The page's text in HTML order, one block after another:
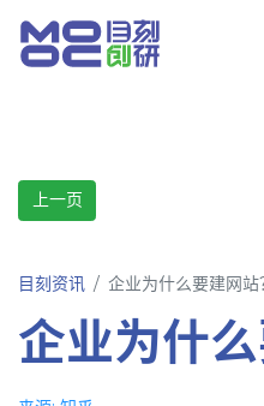
上一页
目刻资讯 企业为什么要建网站
企业为什么